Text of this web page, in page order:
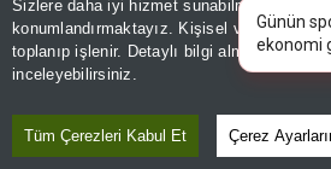
Sizlere daha iyi hizmet sunabilmek adına
konumlandırmaktayız. Kişisel verileriniz,
toplanıp işlenir. Detaylı bilgi almak için
inceleyebilirsiniz.
Tüm Çerezleri Kabul Et Çerez
08 Ağustos, 2026 - 22:31 |
08
ekonomi
edin!